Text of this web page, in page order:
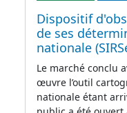
Dispositif
de ses
nationale
Le marché conclu
œuvre l’outil
nationale étant